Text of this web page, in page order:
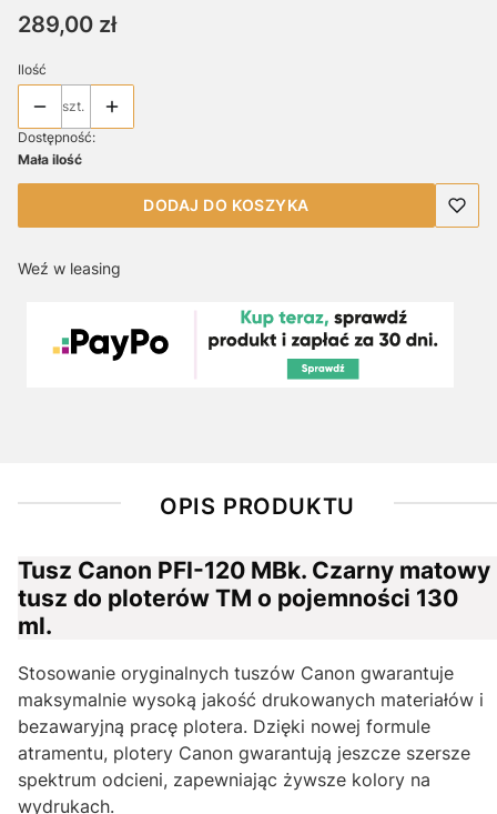
Cena
289,00 zł
Ilość
szt.
Dostępność:
Mała ilość
DODAJ DO KOSZYKA
Weź w leasing
OPIS PRODUKTU
Tusz Canon PFI-120 MBk. Czarny matowy
tusz do ploterów TM o pojemności 130
ml.
Stosowanie oryginalnych tuszów Canon gwarantuje
maksymalnie wysoką jakość drukowanych materiałów i
bezawaryjną pracę plotera. Dzięki nowej formule
atramentu, plotery Canon gwarantują jeszcze szersze
spektrum odcieni, zapewniając żywsze kolory na
wydrukach.